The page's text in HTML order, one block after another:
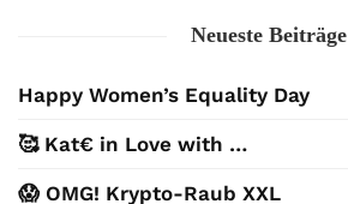
Neueste Beiträge
Happy Women’s Equality Day
🥰 Kat€ in Love with …
😱 OMG! Krypto-Raub XXL